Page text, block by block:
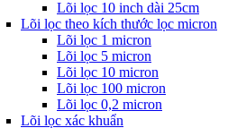
Lõi lọc 10 inch dài 25cm
Lõi lọc theo kích thước lọc micron
Lõi lọc 1 micron
Lõi lọc 5 micron
Lõi lọc 10 micron
Lõi lọc 100 micron
Lõi lọc 0,2 micron
Lõi lọc xác khuẩn